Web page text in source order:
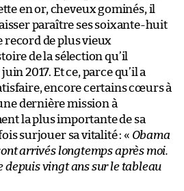
en or, cheveux gominés, il
paraître ses soixante-huit
de plus vieux
de la sélection qu’il
2017. Et ce, parce qu’il a
encore certains cœurs à
dernière mission à
la plus importante de sa
surjouer sa vitalité : « Obama
arrivés longtemps après moi.
depuis vingt ans sur le tableau